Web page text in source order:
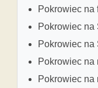
Pokrowiec na
Pokrowiec na
Pokrowiec na
Pokrowiec na
Pokrowiec na